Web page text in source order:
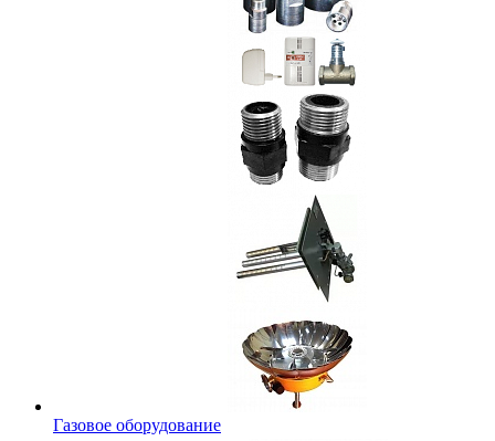
Газовое оборудование